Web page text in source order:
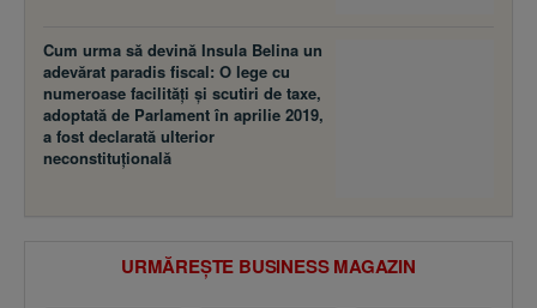
Cum urma să devină Insula Belina un
adevărat paradis fiscal: O lege cu
numeroase facilităţi şi scutiri de taxe,
adoptată de Parlament în aprilie 2019,
a fost declarată ulterior
neconstituţională
URMĂREȘTE BUSINESS MAGAZIN